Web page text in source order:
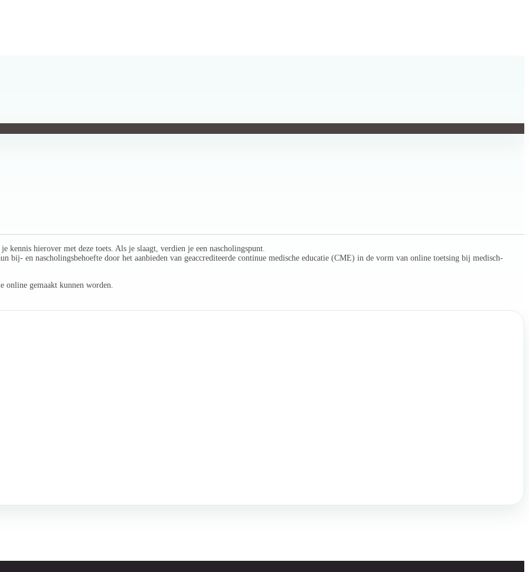
kennis hierover met deze toets. Als je slaagt, verdien je een nascholingspunt.
bij- en nascholingsbehoefte door het aanbieden van geaccrediteerde continue medische educatie (CME) in de vorm van online toetsing bij medisch-
online gemaakt kunnen worden.